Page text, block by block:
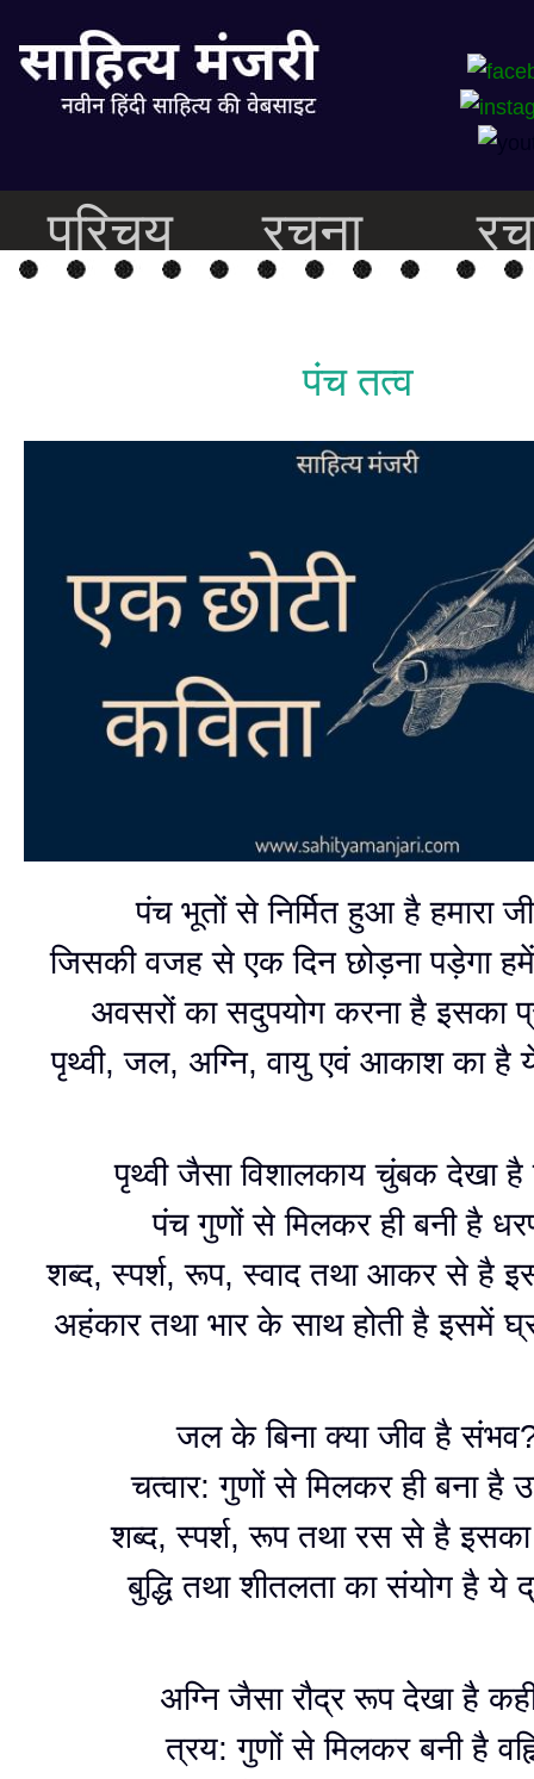
परिचय रचना
पंच तत्व
पंच भूतों से निर्मित हुआ है हमारा
जिसकी वजह से एक दिन छोड़ना पड़ेगा हमें
अवसरों का सदुपयोग करना है इसका
पृथ्वी, जल, अग्नि, वायु एवं आकाश का है
पृथ्वी जैसा विशालकाय चुंबक देखा है
पंच गुणों से मिलकर ही बनी है
शब्द, स्पर्श, रूप, स्वाद तथा आकर से है
अहंकार तथा भार के साथ होती है इसमें
जल के बिना क्या जीव है
चत्वार: गुणों से मिलकर ही बना है
शब्द, स्पर्श, रूप तथा रस से है इसका
बुद्धि तथा शीतलता का संयोग है ये
अग्नि जैसा रौद्र रूप देखा है
त्रय: गुणों से मिलकर बनी है